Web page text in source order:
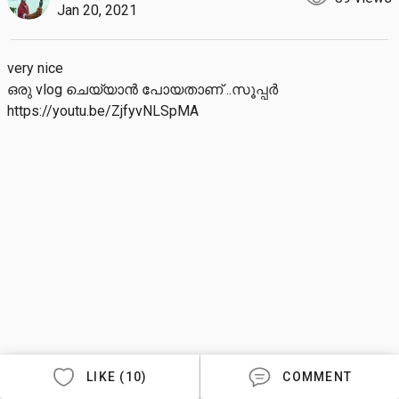
Jan 20, 2021
very nice
ഒരു vlog ചെയ്യാൻ പോയതാണ് ..സൂപ്പർ
https://youtu.be/ZjfyvNLSpMA
LIKE (10) COMMENT